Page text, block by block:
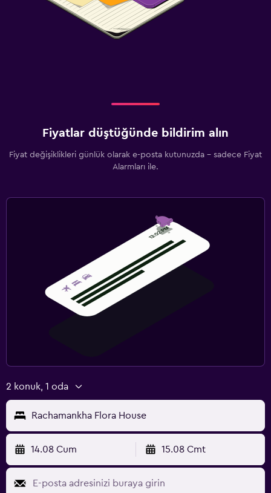
Fiyatlar düştüğünde bildirim alın
Fiyat değişiklikleri günlük olarak e-posta kutunuzda - sadece Fiyat
Alarmları ile.
2 konuk, 1 oda
Rachamankha Flora House
14.08 Cum 15.08 Cmt